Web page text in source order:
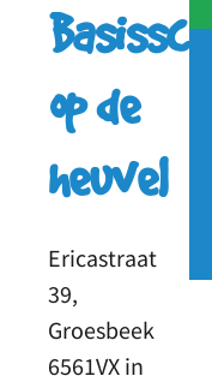
op de
heuvel
Ericastraat
39,
Groesbeek
6561VX in